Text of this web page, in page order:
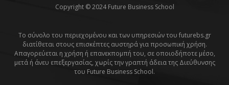
Copyright © 2024 Future Business School
Το σύνολο του περιεχομένου και των υπηρεσιών του futurebs.gr
διατίθεται στους επισκέπτες αυστηρά για προσωπική χρήση.
Απαγορεύεται η χρήση ή επανεκπομπή του, σε οποιοδήποτε μέσο,
μετά ή άνευ επεξεργασίας, χωρίς την γραπτή άδεια της Διεύθυνσης
του Future Business School.